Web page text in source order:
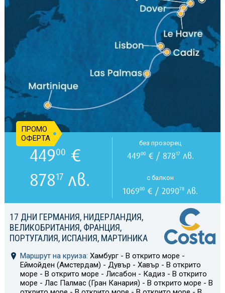
17 ДНИ ГЕРМАНИЯ, НИДЕРЛАНДИЯ,
ВЕЛИКОБРИТАНИЯ, ФРАНЦИЯ,
ПОРТУГАЛИЯ, ИСПАНИЯ, МАРТИНИКА
Маршрут на круиза: Хамбург - В открито море -
Еймойден (Амстердам) - Дувър - Хавър - В открито
море - В открито море - Лисабон - Кадиз - В открито
море - Лас Палмас (Гран Канария) - В открито море - В
44900 €
87817лв.
ПРОМО
ОФЕРТА
без прозорец
44900€ / 87817лв.
с балкон
106900 € / 209078 лв.